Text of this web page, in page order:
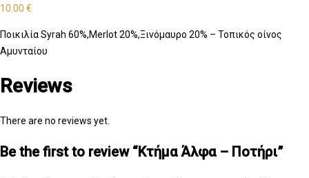
10.00 €
Ποικιλία Syrah 60%,Merlot 20%,Ξινόμαυρο 20% – Τοπικός οίνος
Αμυνταίου
Reviews
There are no reviews yet.
Be the first to review “Kτήμα Άλφα – Ποτήρι”